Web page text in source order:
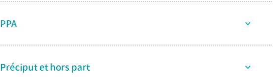
PPA
Préciput et hors part